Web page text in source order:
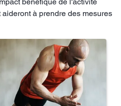
bénéfique de l'activité
à prendre des mesures